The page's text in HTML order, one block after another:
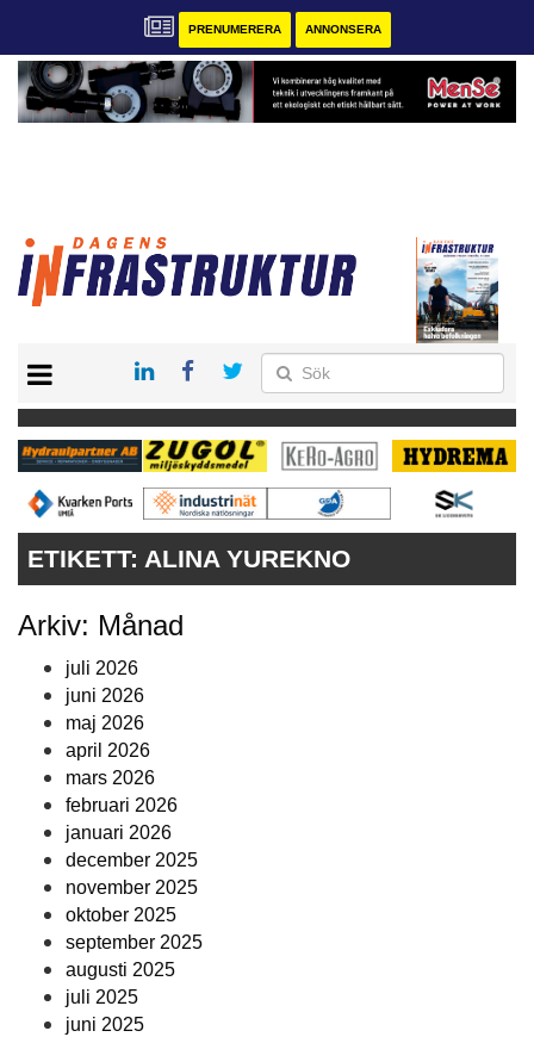
PRENUMERERA ANNONSERA
KONTAKT
VÅRA ANDRA MAGASIN
PRENUMERERA
ANNONSERA
ETIKETT: ALINA YUREKNO
Arkiv: Månad
juli 2026
juni 2026
maj 2026
april 2026
mars 2026
februari 2026
januari 2026
december 2025
november 2025
oktober 2025
september 2025
augusti 2025
juli 2025
juni 2025